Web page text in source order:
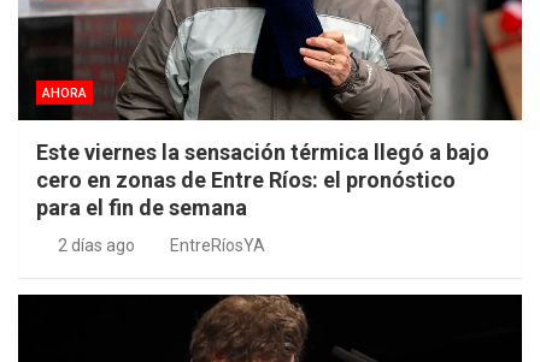
AHORA
Este viernes la sensación térmica llegó a bajo
cero en zonas de Entre Ríos: el pronóstico
para el fin de semana
2 días ago EntreRíosYA